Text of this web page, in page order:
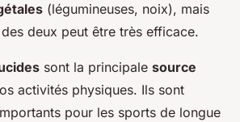
(légumineuses, noix), mais
deux peut être très efficace.
sont la principale source
activités physiques. Ils sont
pour les sports de longue